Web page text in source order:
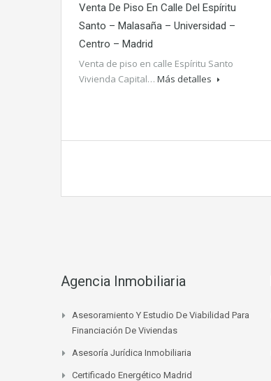
Venta De Piso En Calle Del Espíritu
Santo – Malasaña – Universidad –
Centro – Madrid
Venta de piso en calle Espíritu Santo
Vivienda Capital… Más detalles
Agencia Inmobiliaria
Asesoramiento Y Estudio De Viabilidad Para
Financiación De Viviendas
Asesoría Jurídica Inmobiliaria
Certificado Energético Madrid